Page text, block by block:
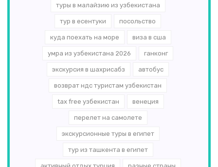
туры в малайзию из узбекистана
тур в есентуки посольство
куда поехать на море виза в сша
умра из узбекистана 2026 ганконг
экскурсия в шахрисабз автобус
возврат ндс туристам узбекистан
tax free узбекистан венеция
перелет на самолете
экскурсионные туры в египет
тур из ташкента в египет